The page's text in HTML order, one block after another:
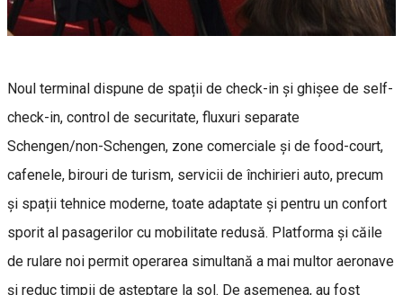
Noul terminal dispune de spații de check-in și ghișee de self-
check-in, control de securitate, fluxuri separate
Schengen/non-Schengen, zone comerciale şi de food-court,
cafenele, birouri de turism, servicii de închirieri auto, precum
şi spații tehnice moderne, toate adaptate și pentru un confort
sporit al pasagerilor cu mobilitate redusă. Platforma și căile
de rulare noi permit operarea simultană a mai multor aeronave
și reduc timpii de așteptare la sol. De asemenea, au fost